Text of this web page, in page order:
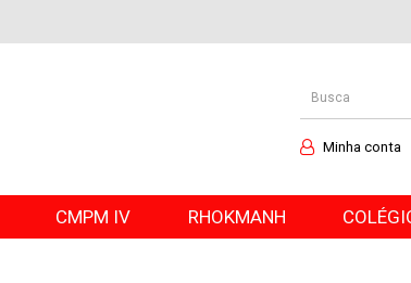
Minha conta
CMPM IV RHOKMANH